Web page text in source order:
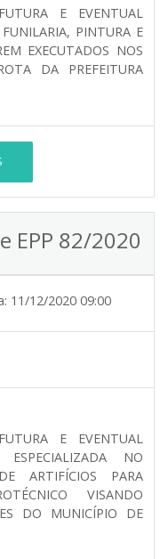
E EVENTUAL
PINTURA E
EXECUTADOS NOS
DA PREFEITURA
EPP 82/2020
11/12/2020 09:00
E EVENTUAL
NO
ARTIFÍCIOS PARA
VISANDO
DO MUNICÍPIO DE